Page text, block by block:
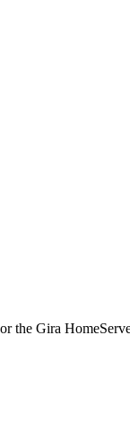
the Gira